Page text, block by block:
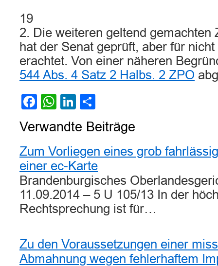
19
2. Die weiteren geltend gemachten
hat der Senat geprüft, aber für
erachtet. Von einer näheren
544 Abs. 4 Satz 2 Halbs. 2 ZPO
Facebook
WhatsApp
LinkedIn
Verwandte Beiträge
Zum Vorliegen eines grob
einer ec-Karte
Brandenburgisches
11.09.2014 – 5 U 105/13 In der
Rechtsprechung ist für…
Zu den Voraussetzungen einer
Abmahnung wegen fehlerhaftem